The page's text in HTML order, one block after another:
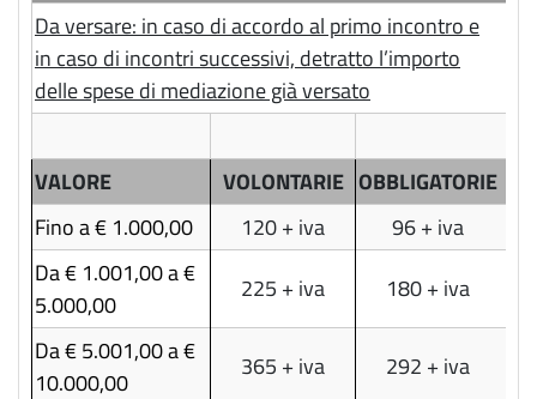
Da versare: in caso di accordo al primo incontro e
in caso di incontri successivi, detratto l’importo
delle spese di mediazione già versato
VALORE VOLONTARIE OBBLIGATORIE
Fino a € 1.000,00
120 + iva
96 + iva
Da € 1.001,00 a €
5.000,00
225 + iva
180 + iva
Da € 5.001,00 a €
10.000,00
365 + iva 292 + iva